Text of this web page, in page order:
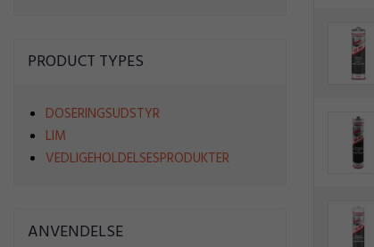
PRODUCT TYPES
DOSERINGSUDSTYR
LIM
VEDLIGEHOLDELSESPRODUKTER
ANVENDELSE